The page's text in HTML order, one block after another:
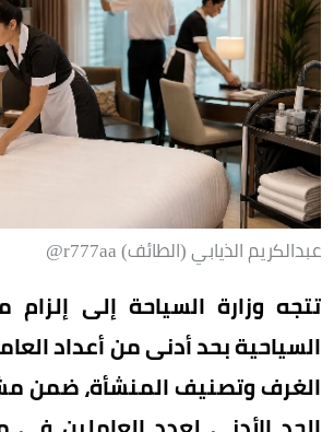
عبدالكريم الذيابي (الطائف) r777aa@
تتجه وزارة السياحة إلى إلزام
السياحية بحد أدنى من أعداد
الغرف وتصنيف المنشأة، ضمن